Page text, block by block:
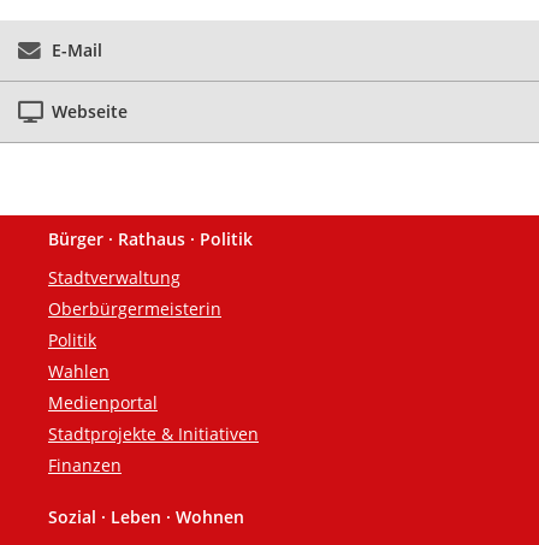
E-Mail
Webseite
Fußzeile
Bürger · Rathaus · Politik
Stadtverwaltung
Oberbürgermeisterin
Politik
Wahlen
Medienportal
Stadtprojekte & Initiativen
Finanzen
Sozial · Leben · Wohnen